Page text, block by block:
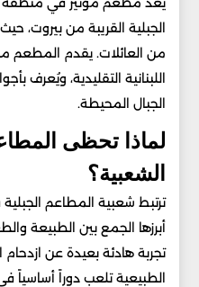
الجبلية القريبة من بيروت،
من العائلات. يقدم المطعم
اللبنانية التقليدية، ويُعرف
الجبال المحيطة.
لماذا تحظى
الشعبية؟
ترتبط شعبية المطاعم
أبرزها الجمع بين الطبيعة
تجربة هادئة بعيدة عن ازدحام
الطبيعية تلعب دوراً أساسياً